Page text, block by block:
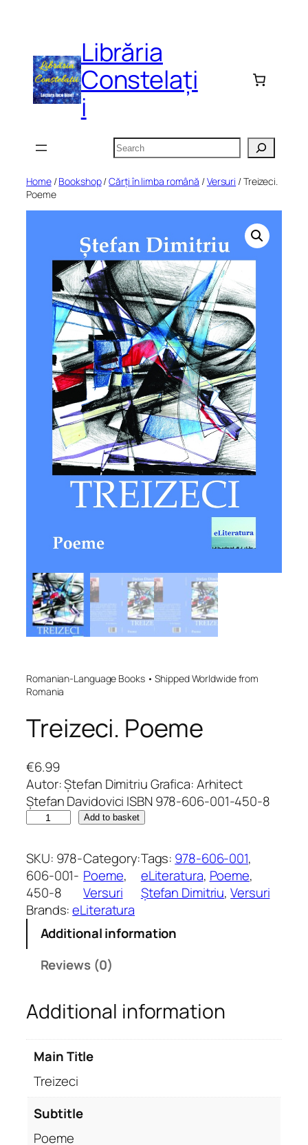
Librăria
Constelați
i
Search
Home/Bookshop/Cărți în limba română /Versuri / Treizeci.
Poeme
Romanian-Language Books • Shipped Worldwide from
Romania
Treizeci. Poeme
€6.99
Autor: Ștefan Dimitriu Grafica: Arhitect
Ștefan Davidovici ISBN 978-606-001-450-8
e
i
z
e
c
e
m
e
a
Add to basket
SKU: 978-
606-001-
450-8
Category:
Poeme
Versuri
Tags: 978-606-001
eLiteratura, Poeme
Ștefan Dimitriu, Versuri
Brands:eLiteratura
Additional information
Reviews (0)
Additional information
Main Title
Treizeci
Subtitle
Poeme